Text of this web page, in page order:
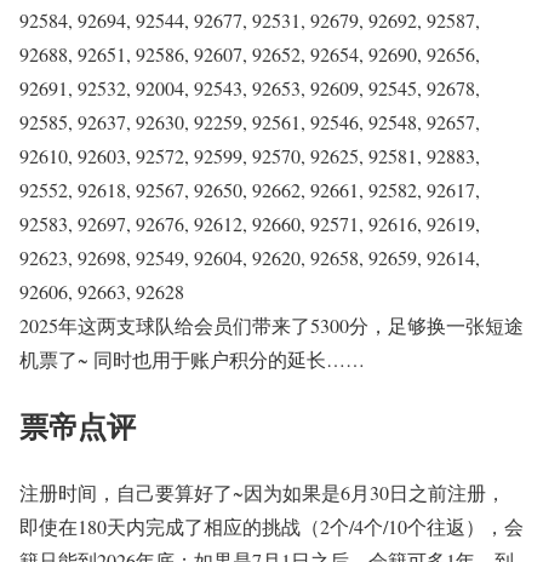
92584, 92694, 92544, 92677, 92531, 92679, 92692, 92587,
92688, 92651, 92586, 92607, 92652, 92654, 92690, 92656,
92691, 92532, 92004, 92543, 92653, 92609, 92545, 92678,
92585, 92637, 92630, 92259, 92561, 92546, 92548, 92657,
92610, 92603, 92572, 92599, 92570, 92625, 92581, 92883,
92552, 92618, 92567, 92650, 92662, 92661, 92582, 92617,
92583, 92697, 92676, 92612, 92660, 92571, 92616, 92619,
92623, 92698, 92549, 92604, 92620, 92658, 92659, 92614,
92606, 92663, 92628
2025年这两支球队给会员们带来了5300分，足够换一张短途
机票了~ 同时也用于账户积分的延长……
票帝点评
注册时间，自己要算好了~因为如果是6月30日之前注册，
即使在180天内完成了相应的挑战（2个/4个/10个往返），会